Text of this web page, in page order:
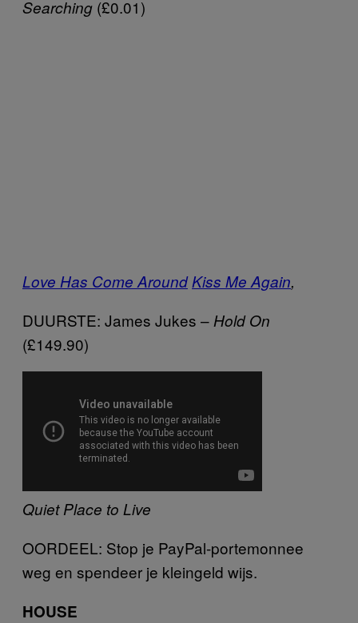
Searching (£0.01)
Love Has Come Around Kiss Me Again,
DUURSTE: James Jukes – Hold On
(£149.90)
Quiet Place to Live
OORDEEL: Stop je PayPal-portemonnee
weg en spendeer je kleingeld wijs.
HOUSE